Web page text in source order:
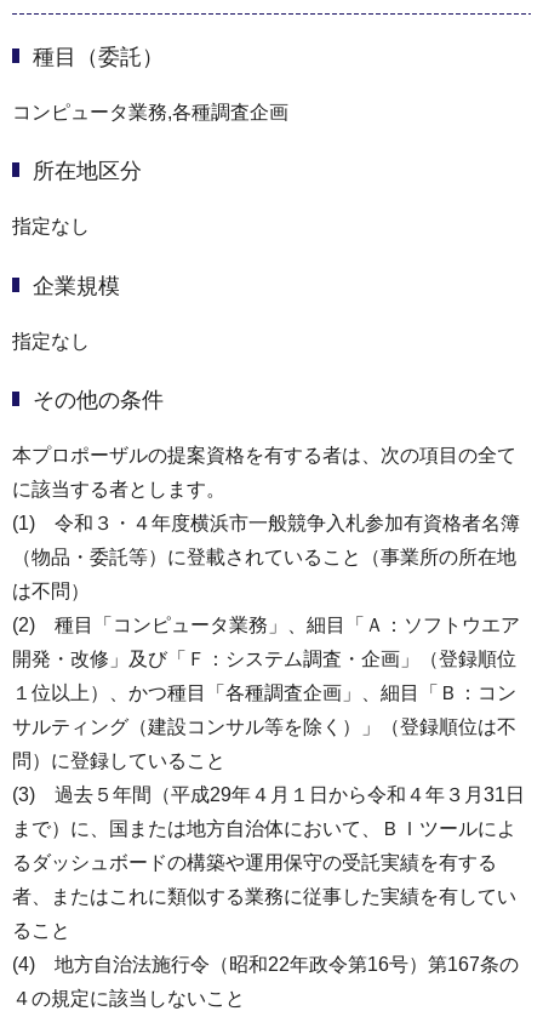
種目（委託）
コンピュータ業務,各種調査企画
所在地区分
指定なし
企業規模
指定なし
その他の条件
本プロポーザルの提案資格を有する者は、次の項目の全て
に該当する者とします。
(1) 令和３・４年度横浜市一般競争入札参加有資格者名簿
（物品・委託等）に登載されていること（事業所の所在地
は不問）
(2) 種目「コンピュータ業務」、細目「Ａ：ソフトウエア
開発・改修」及び「Ｆ：システム調査・企画」（登録順位
１位以上）、かつ種目「各種調査企画」、細目「Ｂ：コン
サルティング（建設コンサル等を除く）」（登録順位は不
問）に登録していること
(3) 過去５年間（平成29年４月１日から令和４年３月31日
まで）に、国または地方自治体において、ＢＩツールによ
るダッシュボードの構築や運用保守の受託実績を有する
者、またはこれに類似する業務に従事した実績を有してい
ること
(4) 地方自治法施行令（昭和22年政令第16号）第167条の
４の規定に該当しないこと